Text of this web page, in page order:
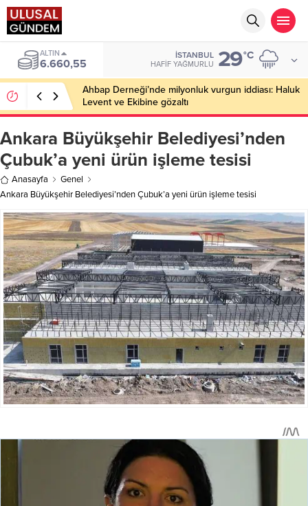
BIST
13.779,39
İSTANBUL
HAFIF YAĞMURLU 29°C
Ahbap Derneği’nde milyonluk vurgun iddiası: Haluk
Levent ve Ekibine gözaltı
Ankara Büyükşehir Belediyesi’nden
Çubuk’a yeni ürün işleme tesisi
Anasayfa
Genel
Ankara Büyükşehir Belediyesi’nden Çubuk’a yeni ürün işleme tesisi